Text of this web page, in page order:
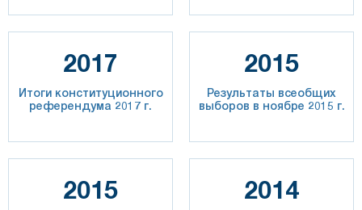
2017
Итоги конституционного
референдума 2017 г.
2015
Результаты всеобщих
выборов в ноябре 2015 г.
2015 2014